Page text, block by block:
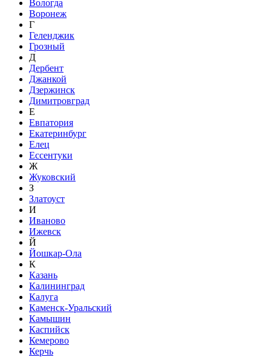
Вологда
Воронеж
Г
Геленджик
Грозный
Д
Дербент
Джанкой
Дзержинск
Димитровград
Е
Евпатория
Екатеринбург
Елец
Ессентуки
Ж
Жуковский
З
Златоуст
И
Иваново
Ижевск
Й
Йошкар-Ола
К
Казань
Калининград
Калуга
Каменск-Уральский
Камышин
Каспийск
Кемерово
Керчь